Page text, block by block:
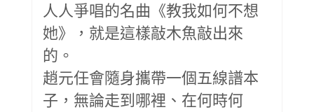
人人爭唱的名曲《教我如何不想
她》，就是這樣敲木魚敲出來
的。
趙元任會隨身攜帶一個五線譜本
子，無論走到哪裡、在何時何